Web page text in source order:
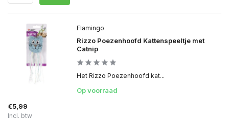
Flamingo
Rizzo Poezenhoofd Kattenspeeltje met
Catnip
Het Rizzo Poezenhoofd kat...
Op voorraad
€5,99
Incl. btw